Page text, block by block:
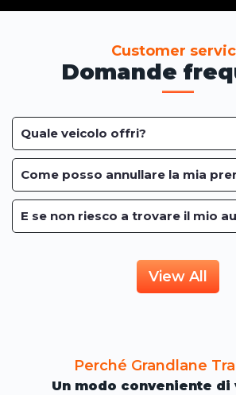
Customer
Domande
Quale veicolo offri?
Come posso annullare la mia
E se non riesco a trovare il mio
View All
Perché Grandlane
Un modo conveniente di